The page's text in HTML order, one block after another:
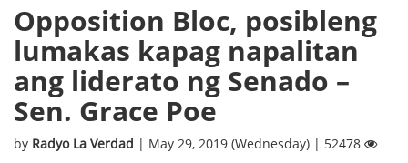
Opposition Bloc, posibleng
lumakas kapag napalitan
ang liderato ng Senado –
Sen. Grace Poe
by Radyo La Verdad | May 29, 2019 (Wednesday) | 52478